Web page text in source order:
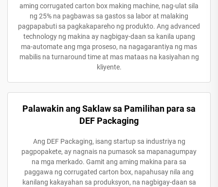
aming corrugated carton box making machine, nag-ulat sila
ng 25% na pagbawas sa gastos sa labor at malaking
pagpapabuti sa pagkakapareho ng produkto. Ang advanced
technology ng makina ay nagbigay-daan sa kanila upang
ma-automate ang mga proseso, na nagagarantiya ng mas
mabilis na turnaround time at mas mataas na kasiyahan ng
kliyente.
Palawakin ang Saklaw sa Pamilihan para sa
DEF Packaging
Ang DEF Packaging, isang startup sa industriya ng
pagpopakete, ay nagnais na pumasok sa mapanagumpay
na mga merkado. Gamit ang aming makina para sa
paggawa ng corrugated carton box, napahusay nila ang
kanilang kakayahan sa produksyon, na nagbigay-daan sa